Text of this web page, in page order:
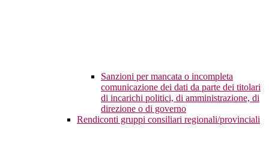
Sanzioni per mancata o incompleta
comunicazione dei dati da parte dei titolari
di incarichi politici, di amministrazione, di
direzione o di governo
Rendiconti gruppi consiliari regionali/provinciali